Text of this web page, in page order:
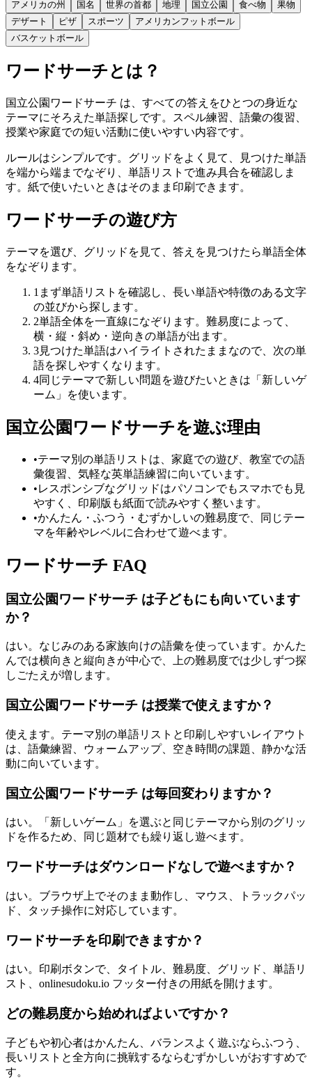
アメリカの州 国名 世界の首都 地理 国立公園 食べ物
果物
デザート
ピザ スポーツ
アメリカンフットボール
バスケットボール
ワードサーチとは？
国立公園ワードサーチ は、すべての答えをひとつの身近な
テーマにそろえた単語探しです。スペル練習、語彙の復習、
授業や家庭での短い活動に使いやすい内容です。
ルールはシンプルです。グリッドをよく見て、見つけた単語
を端から端までなぞり、単語リストで進み具合を確認しま
す。紙で使いたいときはそのまま印刷できます。
ワードサーチの遊び方
テーマを選び、グリッドを見て、答えを見つけたら単語全体
をなぞります。
1 まず単語リストを確認し、長い単語や特徴のある文字
の並びから探します。
2単語全体を一直線になぞります。難易度によって、
横・縦・斜め・逆向きの単語が出ます。
3見つけた単語はハイライトされたままなので、次の単
語を探しやすくなります。
4同じテーマで新しい問題を遊びたいときは「新しいゲ
ーム」を使います。
国立公園ワードサーチを遊ぶ理由
•テーマ別の単語リストは、家庭での遊び、教室での語
彙復習、気軽な英単語練習に向いています。
•レスポンシブなグリッドはパソコンでもスマホでも見
やすく、印刷版も紙面で読みやすく整います。
•かんたん・ふつう・むずかしいの難易度で、同じテー
マを年齢やレベルに合わせて遊べます。
ワードサーチ FAQ
国立公園ワードサーチ は子どもにも向いています
か？
はい。なじみのある家族向けの語彙を使っています。かんた
んでは横向きと縦向きが中心で、上の難易度では少しずつ探
しごたえが増します。
国立公園ワードサーチ は授業で使えますか？
使えます。テーマ別の単語リストと印刷しやすいレイアウト
は、語彙練習、ウォームアップ、空き時間の課題、静かな活
動に向いています。
国立公園ワードサーチ は毎回変わりますか？
はい。「新しいゲーム」を選ぶと同じテーマから別のグリッ
ドを作るため、同じ題材でも繰り返し遊べます。
ワードサーチはダウンロードなしで遊べますか？
はい。ブラウザ上でそのまま動作し、マウス、トラックパッ
ド、タッチ操作に対応しています。
ワードサーチを印刷できますか？
はい。印刷ボタンで、タイトル、難易度、グリッド、単語リ
スト、onlinesudoku.io フッター付きの用紙を開けます。
どの難易度から始めればよいですか？
子どもや初心者はかんたん、バランスよく遊ぶならふつう、
長いリストと全方向に挑戦するならむずかしいがおすすめで
す。